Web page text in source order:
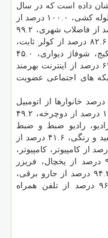
داده است كه در سال
مورد بررسی، ۹۹.۴ درصد خانوارها از آب لوله كشی، ۱۰۰.۰ درصد از
برق، ۹۴.۵ درصد از گاز شهری، ۵۳.۳ درصد از فاضلاب شهری، ۹۹.۲
درصد از آشپزخانه، ۹۹.۶ درصد از حمام ۸۲.۶ درصد از كولر ثابت،
آبی یا گازی، ۱۹.۳ درصد از شوفاژ یا پكیج، شوفاژ دیواری، ۴۵.۰
درصد از انباری، ۷۴.۹ درصد از تلفن، ۶۴.۱ درصد از اینترنت بهرمند
در شبكه های اجتماعی عضویت
در سال ۱۳۹۶ از نظر لوازم زندگی ۴۹.۴ درصد خانوارها از اتومبیل
شخصی، ۱۶ درصد از موتور سیكلت، ۱۳.۱ درصد از دوچرخه، ۴۹.۲
۲۵.۵ درصد از رادیو، رادیو ضبط و ضبط
صوت، ۹۸.۳ درصد از تلویزیون سیاه و سفید و رنگی، ۴۱.۶ درصد از
فشرده، ۴۴.۶ درصد از كامپیوتر، كامپیوتر،
۹.۴ درصد از دوربین فیلم برداری، ۹۹.۶ درصد از یخچال، فریزر
یخچال فریزر، ۹۹.۷ درصد از اجاق گاز، ۹۴.۲ درصد از جارو برقی،
۸۸.۶ درصد از ماشین لباسشویی و ۹۶.۶ درصد از تلفن همراه